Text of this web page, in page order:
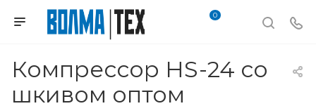
0
Компрессор HS-24 со
шкивом оптом